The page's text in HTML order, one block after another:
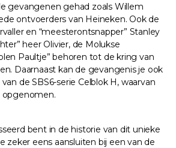
gevangenen gehad zoals Willem
ontvoerders van Heineken. Ook de
en “meesterontsnapper” Stanley
heer Olivier, de Molukse
Paultje” behoren tot de kring van
Daarnaast kan de gevangenis je ook
de SBS6-serie Celblok H, waarvan
opgenomen.
bent in de historie van dit unieke
zeker eens aansluiten bij een van de